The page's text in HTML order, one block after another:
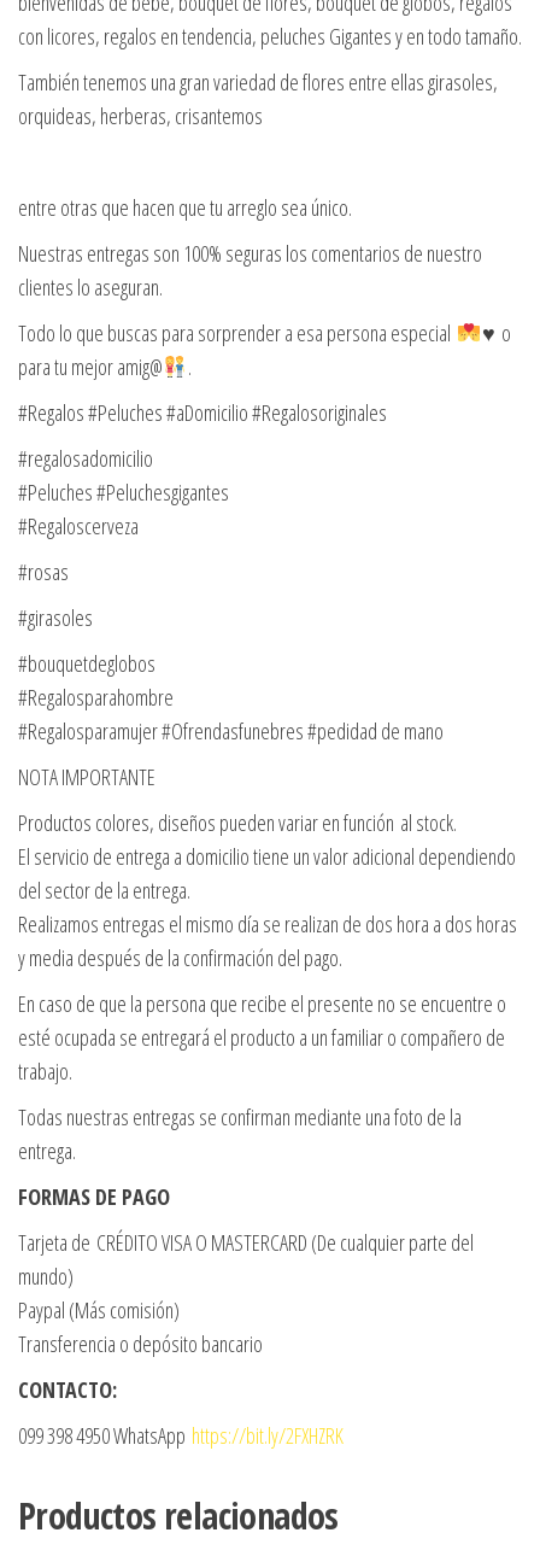
con licores, regalos en tendencia, peluches Gigantes y en todo tamaño.
También tenemos una gran variedad de flores entre ellas girasoles,
orquideas, herberas, crisantemos
entre otras que hacen que tu arreglo sea único.
Nuestras entregas son 100% seguras los comentarios de nuestro
clientes lo aseguran.
Todo lo que buscas para sorprender a esa persona especial
♥️ o
para tu mejor amig@
.
#Regalos #Peluches #aDomicilio #Regalosoriginales
#regalosadomicilio
#Peluches #Peluchesgigantes
#Regaloscerveza
#rosas
#girasoles
#bouquetdeglobos
#Regalosparahombre
#Regalosparamujer #Ofrendasfunebres #pedidad de mano
NOTA IMPORTANTE
Productos colores, diseños pueden variar en función al stock.
El servicio de entrega a domicilio tiene un valor adicional dependiendo
del sector de la entrega.
Realizamos entregas el mismo día se realizan de dos hora a dos horas
y media después de la confirmación del pago.
En caso de que la persona que recibe el presente no se encuentre o
esté ocupada se entregará el producto a un familiar o compañero de
trabajo.
Todas nuestras entregas se confirman mediante una foto de la
entrega.
FORMAS DE PAGO
Tarjeta de CRÉDITO VISA O MASTERCARD (De cualquier parte del
mundo)
Paypal (Más comisión)
Transferencia o depósito bancario
CONTACTO:
099 398 4950 WhatsApp https://bit.ly/2FXHZRK
Productos relacionados